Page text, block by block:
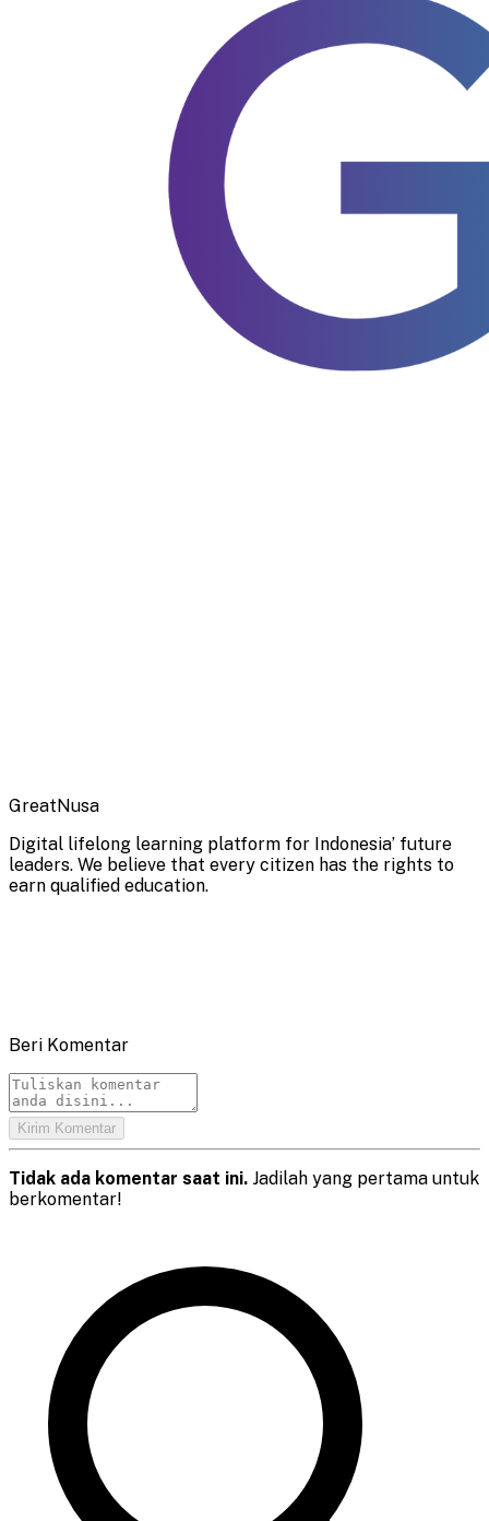
GreatNusa
Digital lifelong learning platform for Indonesia’ future
leaders. We believe that every citizen has the rights to
earn qualified education.
Beri Komentar
Kirim Komentar
Tidak ada komentar saat ini. Jadilah yang pertama untuk
berkomentar!